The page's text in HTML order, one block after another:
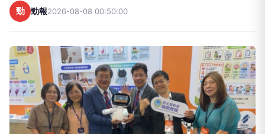
勁 勁報2026-08-08 00:50:00